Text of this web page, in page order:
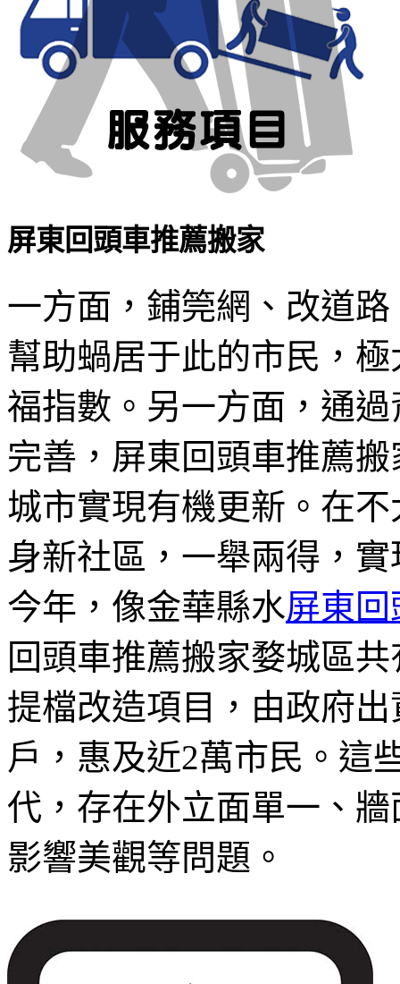
屏東回頭車推薦搬家
一方面，鋪筦網、改道
幫助蝸居于此的市民，
福指數。另一方面，通
完善，屏東回頭車推薦
城市實現有機更新。在
身新社區，一舉兩得，
今年，像金華縣水屏東
回頭車推薦搬家婺城區
提檔改造項目，由政府
戶，惠及近2萬市民。這
代，存在外立面單一、
影響美觀等問題。